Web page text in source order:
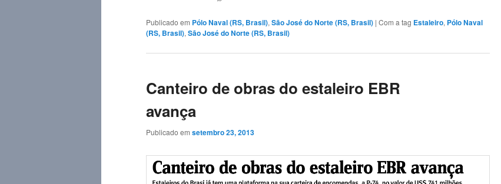
Publicado em Pólo Naval (RS, Brasil), São José do Norte (RS, Brasil) | Com a tag Estaleiro, Pólo Naval
(RS, Brasil), São José do Norte (RS, Brasil)
Canteiro de obras do estaleiro EBR
avança
Publicado em setembro 23, 2013